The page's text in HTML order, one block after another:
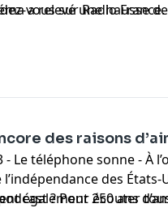
a relevé une hausse
de l’année. Comment
vous surRadio France.
des raisons
- Le téléphone sonne - À
des États-
également 250 ans
? Pour écouter